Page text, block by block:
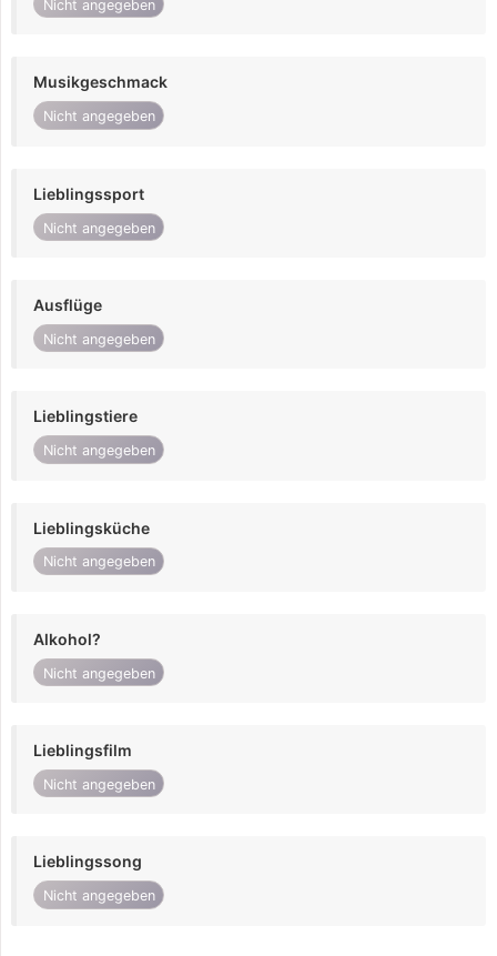
Nicht angegeben
Musikgeschmack
Nicht angegeben
Lieblingssport
Nicht angegeben
Ausflüge
Nicht angegeben
Lieblingstiere
Nicht angegeben
Lieblingsküche
Nicht angegeben
Alkohol?
Nicht angegeben
Lieblingsfilm
Nicht angegeben
Lieblingssong
Nicht angegeben